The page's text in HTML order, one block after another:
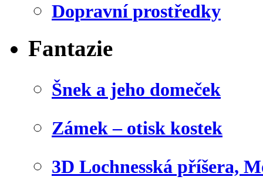
Dopravní prostředky
Fantazie
Šnek a jeho domeček
Zámek – otisk kostek
3D Lochnesská příšera,